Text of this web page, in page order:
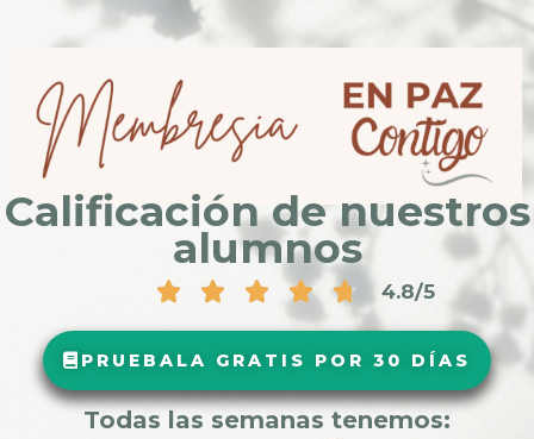
Calificación de nuestros
alumnos
4.8/5
PRUEBALA GRATIS POR 30 DÍAS
Todas las semanas tenemos: